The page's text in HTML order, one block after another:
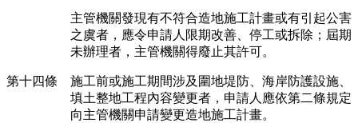
主管機關發現有不符合造地施工計畫或有引起公害
之虞者，應令申請人限期改善、停工或拆除；屆期
未辦理者，主管機關得廢止其許可。
第十四條 施工前或施工期間涉及圍地堤防、海岸防護設施、
填土整地工程內容變更者，申請人應依第二條規定
向主管機關申請變更造地施工計畫。